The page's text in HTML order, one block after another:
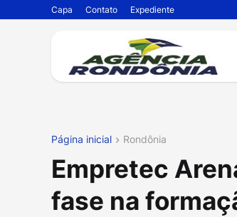
Capa Contato Expediente
Página inicial Rondônia
Empretec
fase na